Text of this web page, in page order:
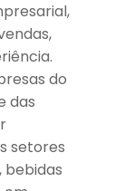
do
das
setores
bebidas